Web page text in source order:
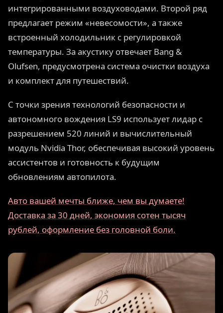
интегрированными воздуховодами. Второй ряд
предлагает режим «невесомости», а также
встроенный холодильник с регулировкой
температуры. За акустику отвечает Bang &
Olufsen, предусмотрена система очистки воздуха
и комплект для путешествий.
С точки зрения технологий безопасности и
автономного вождения LS9 использует лидар с
разрешением 520 линий и вычислительный
модуль Nvidia Thor, обеспечивая высокий уровень
ассистентов и готовность к будущим
обновлениям автопилота.
Авто вашей мечты ближе, чем вы думаете!
Доставка за 30 дней, экономия сотен тысяч
рублей, оформление без головной боли.